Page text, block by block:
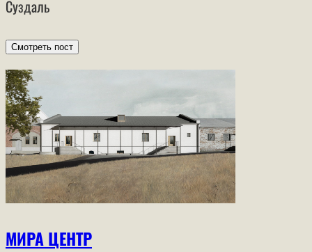
Суздаль
Смотреть пост
МИРА ЦЕНТР